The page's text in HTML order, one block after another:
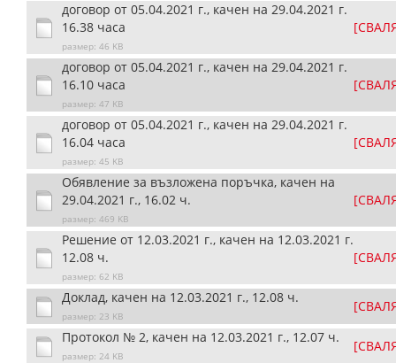
договор от 05.04.2021 г., качен на 29.04.2021 г.
16.38 часа
размер: 46 KB
договор от 05.04.2021 г., качен на 29.04.2021 г.
16.10 часа
размер: 47 KB
договор от 05.04.2021 г., качен на 29.04.2021 г.
16.04 часа
размер: 45 KB
Обявление за възложена поръчка, качен на
29.04.2021 г., 16.02 ч.
размер: 469 KB
Решение от 12.03.2021 г., качен на 12.03.2021 г.
12.08 ч.
размер: 62 KB
Доклад, качен на 12.03.2021 г., 12.08 ч.
размер: 23 KB
Протокол № 2, качен на 12.03.2021 г., 12.07 ч.
размер: 24 KB